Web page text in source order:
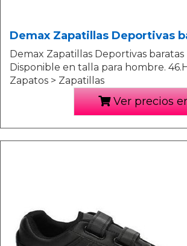
Demax Zapatillas Deportivas
Demax Zapatillas Deportivas
Disponible en talla para hombre.
Zapatos > Zapatillas
Ver precios